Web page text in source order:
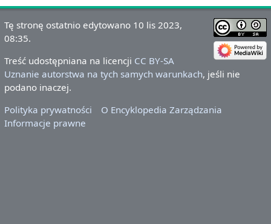
Tę stronę ostatnio edytowano 10 lis 2023,
08:35.
Treść udostępniana na licencji CC BY-SA
Uznanie autorstwa na tych samych warunkach, jeśli nie
podano inaczej.
Polityka prywatności
O Encyklopedia Zarządzania
Informacje prawne